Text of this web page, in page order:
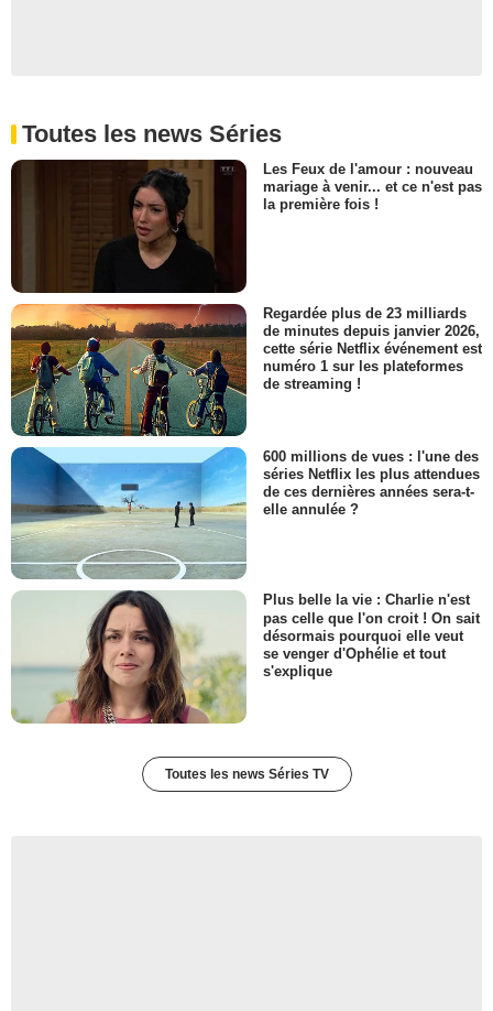
Toutes les news Séries
Les Feux de l'amour : nouveau
mariage à venir... et ce n'est pas
la première fois !
Regardée plus de 23 milliards
de minutes depuis janvier 2026,
cette série Netflix événement est
numéro 1 sur les plateformes
de streaming !
600 millions de vues : l'une des
séries Netflix les plus attendues
de ces dernières années sera-t-
elle annulée ?
Plus belle la vie : Charlie n'est
pas celle que l'on croit ! On sait
désormais pourquoi elle veut
se venger d'Ophélie et tout
s'explique
Toutes les news Séries TV